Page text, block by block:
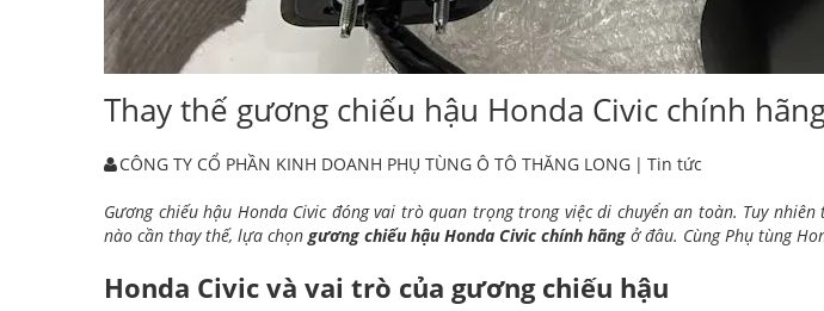
Thay thế gương chiếu hậu Honda Civic chính
CÔNG TY CỔ PHẦN KINH DOANH PHỤ TÙNG Ô TÔ THĂNG LONG | Tin tức
Gương chiếu hậu Honda Civic đóng vai trò quan trọng trong việc di chuyển an toàn. Tuy
nào cần thay thế, lựa chọn gương chiếu hậu Honda Civic chính hãng ở đâu. Cùng Phụ tùng
Honda Civic và vai trò của gương chiếu hậu